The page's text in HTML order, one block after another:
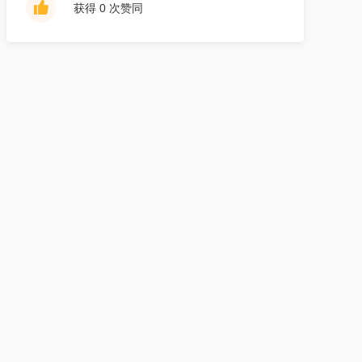
获得 0 次赞同